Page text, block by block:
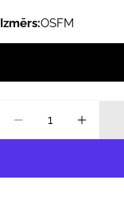
Izmērs:OSFM